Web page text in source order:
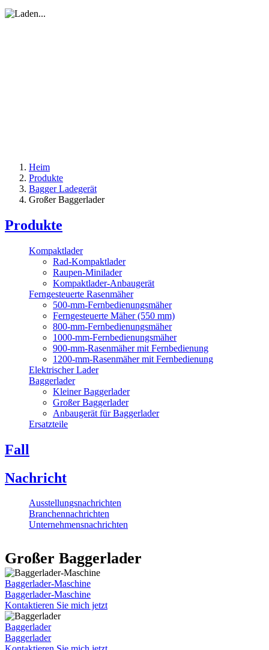
Heim
Produkte
Bagger Ladegerät
Großer Baggerlader
Produkte
Kompaktlader
Rad-Kompaktlader
Raupen-Minilader
Kompaktlader-Anbaugerät
Ferngesteuerte Rasenmäher
500-mm-Fernbedienungsmäher
Ferngesteuerte Mäher (550 mm)
800-mm-Fernbedienungsmäher
1000-mm-Fernbedienungsmäher
900-mm-Rasenmäher mit Fernbedienung
1200-mm-Rasenmäher mit Fernbedienung
Elektrischer Lader
Baggerlader
Kleiner Baggerlader
Großer Baggerlader
Anbaugerät für Baggerlader
Ersatzteile
Fall
Nachricht
Ausstellungsnachrichten
Branchennachrichten
Unternehmensnachrichten
Großer Baggerlader
Baggerlader-Maschine
Baggerlader-Maschine
Kontaktieren Sie mich jetzt
Baggerlader
Baggerlader